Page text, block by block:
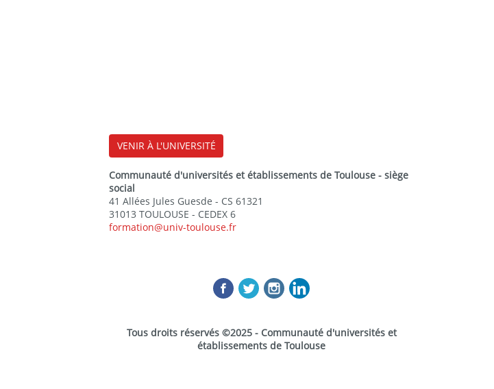
VENIR À L'UNIVERSITÉ
Communauté d'universités et établissements de Toulouse - siège
social
41 Allées Jules Guesde - CS 61321
31013 TOULOUSE - CEDEX 6
formation@univ-toulouse.fr
Tous droits réservés ©2025 - Communauté d'universités et
établissements de Toulouse